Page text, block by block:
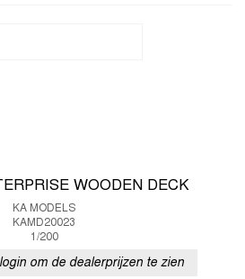
WOODEN DECK
KA MODELS
KAMD20023
1/200
om de dealerprijzen te zien